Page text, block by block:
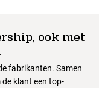
ook met
fabrikanten. Samen
klant een top-